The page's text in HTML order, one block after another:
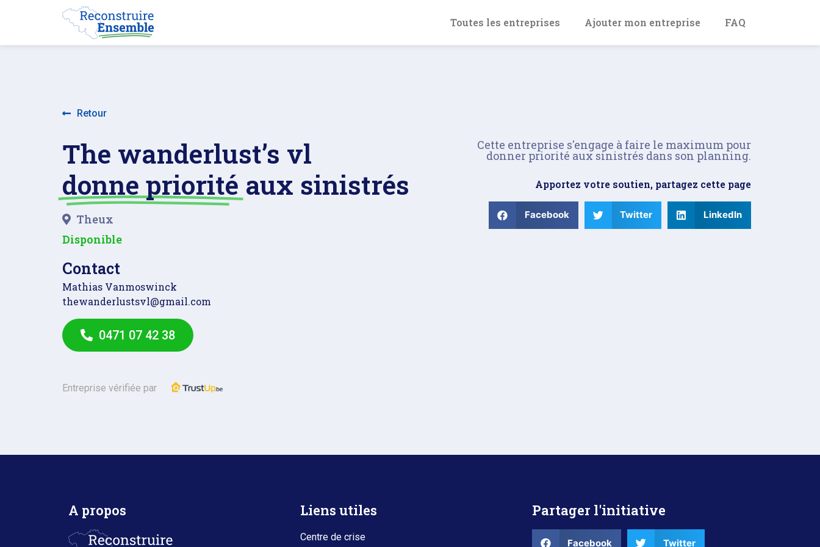
Toutes les entreprises Ajouter mon entreprise FAQ
Retour
The wanderlust’s vl
donne priorité aux sinistrés
Theux
Disponible
Contact
Mathias Vanmoswinck
thewanderlustsvl@gmail.com
0471 07 42 38
Cette entreprise s'engage à faire le maximum pour
donner priorité aux sinistrés dans son planning.
Apportez votre soutien, partagez cette page
Facebook Twitter LinkedIn
Entreprise vérifiée par
A propos Liens utiles
Centre de crise
Partager l'initiative
Facebook Twitter